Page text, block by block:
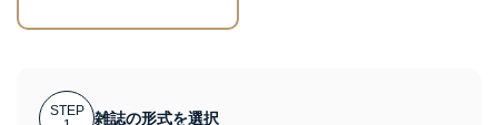
STEP
雑誌の形式を選択